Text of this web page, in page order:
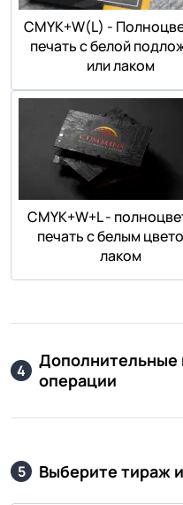
СMYK+W(L) -
печать с белой
или лаком
СMYK+W+L -
печать с белым
лаком
4
Дополнительные
операции
5 Выберите тираж